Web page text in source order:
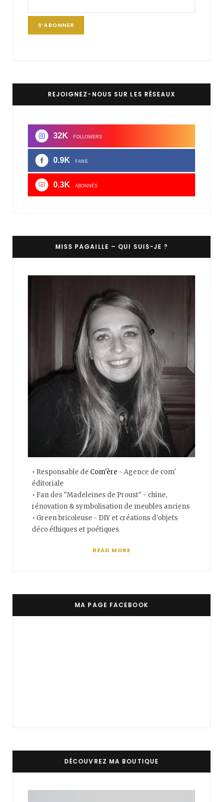
REJOIGNEZ-NOUS SUR LES RÉSEAUX
32K FOLLOWERS
0.9K FANS
0.3K ABONNÉS
MISS PAGAILLE – QUI SUIS-JE ?
• Responsable de Com'ère - Agence de com'
éditoriale
• Fan des "Madeleines de Proust" - chine,
rénovation & symbolisation de meubles anciens
• Green bricoleuse - DIY et créations d'objets
déco éthiques et poétiques
READ MORE
MA PAGE FACEBOOK
DÉCOUVREZ MA BOUTIQUE